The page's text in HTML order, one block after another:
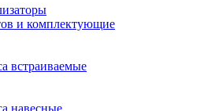
и комплектующие
встраиваемые
навесные